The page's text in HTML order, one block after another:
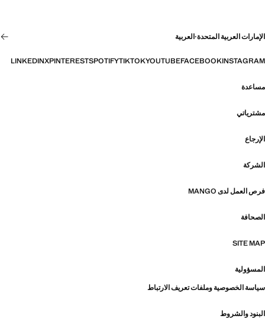
الإمارات العربية المتحدة·العربية
INSTAGRAM
FACEBOOK
YOUTUBE
TIKTOK
SPOTIFY
PINTEREST
X
LINKEDIN
مساعدة
مشترياتي
الإرجاع
الشركة
فرص العمل لدى MANGO
الصحافة
SITE MAP
المسؤولية
سياسة الخصوصية وملفات تعريف الارتباط
البنود والشروط